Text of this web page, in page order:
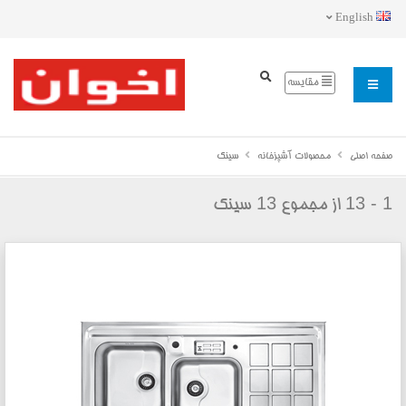
مقایسه
صفحه اصلی محصولات آشپزخانه سینک
1 - 13 از مجموع 13 سینک